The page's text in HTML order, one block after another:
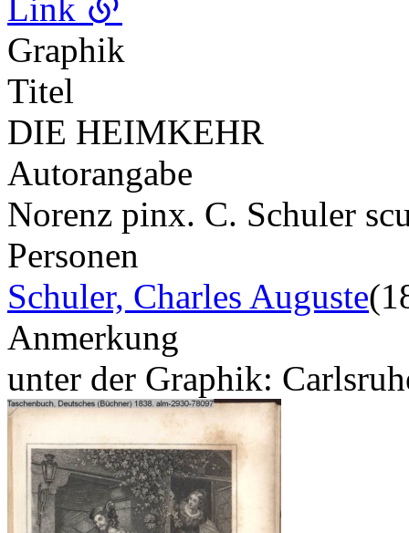
Link
Graphik
Titel
DIE HEIMKEHR
Autorangabe
Norenz pinx. C. Schuler
Personen
Schuler, Charles Auguste
Anmerkung
unter der Graphik: